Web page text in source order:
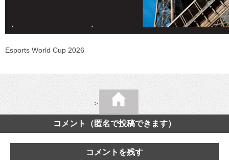
Esports World Cup 2026
-->
コメント（匿名で投稿できます）
コメントを残す